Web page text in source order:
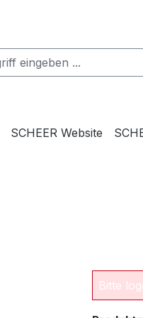
SCHEER Website
Bitte